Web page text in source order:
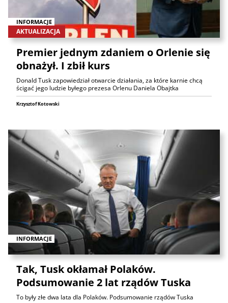
INFORMACJE
AKTUALIZACJA
Premier jednym zdaniem o Orlenie się
obnażył. I zbił kurs
Donald Tusk zapowiedział otwarcie działania, za które karnie chcą
ścigać jego ludzie byłego prezesa Orlenu Daniela Obajtka
Krzysztof Kotowski
INFORMACJE
Tak, Tusk okłamał Polaków.
Podsumowanie 2 lat rządów Tuska
To były złe dwa lata dla Polaków. Podsumowanie rządów Tuska